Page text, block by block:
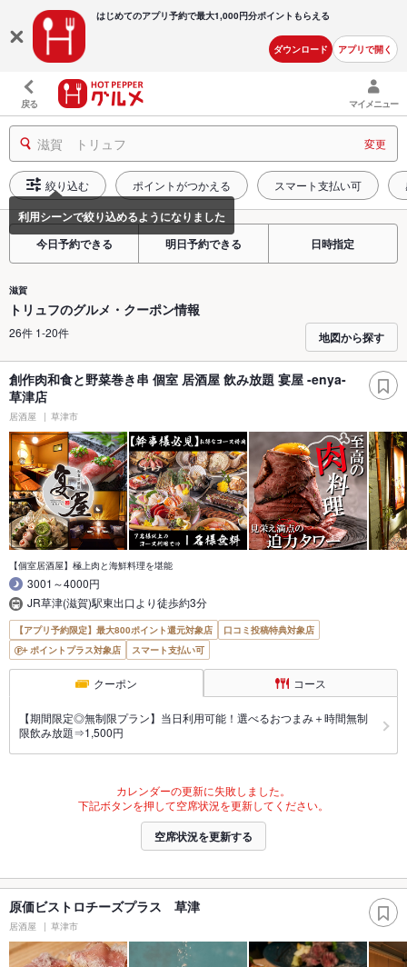
はじめてのアプリ予約で最大1,000円分ポイントもらえる
ダウンロード アプリで開く
戻る マイメニュー
滋賀 トリュフ 変更
絞り込む ポイントがつかえる スマート支払い可
今日予約できる 明日予約できる 日時指定
滋賀
トリュフのグルメ・クーポン情報
26件 1-20件 地図から探す
創作肉和食と野菜巻き串 個室 居酒屋 飲み放題 宴屋 -enya-
草津店
居酒屋 草津市
【個室居酒屋】極上肉と海鮮料理を堪能
3001～4000円
JR草津(滋賀)駅東出口より徒歩約3分
【アプリ予約限定】最大800ポイント還元対象店
口コミ投稿特典対象店
ポイントプラス対象店
スマート支払い可
クーポン コース
【期間限定◎無制限プラン】当日利用可能！選べるおつまみ＋時間無制
限飲み放題⇒1,500円
カレンダーの更新に失敗しました。
下記ボタンを押して空席状況を更新してください。
空席状況を更新する
原価ビストロチーズプラス 草津
居酒屋 草津市